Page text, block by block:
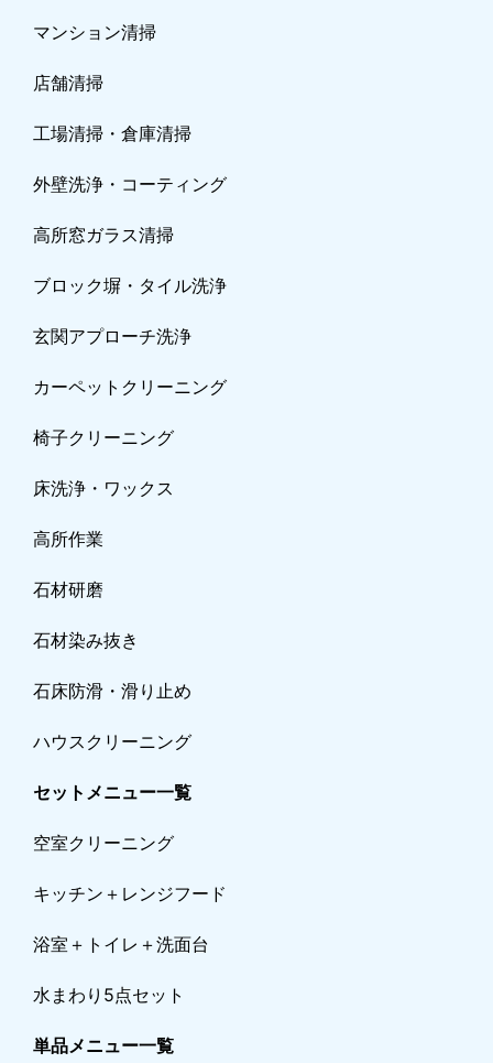
マンション清掃
店舗清掃
工場清掃・倉庫清掃
外壁洗浄・コーティング
高所窓ガラス清掃
ブロック塀・タイル洗浄
玄関アプローチ洗浄
カーペットクリーニング
椅子クリーニング
床洗浄・ワックス
高所作業
石材研磨
石材染み抜き
石床防滑・滑り止め
ハウスクリーニング
セットメニュー一覧
空室クリーニング
キッチン＋レンジフード
浴室＋トイレ＋洗面台
水まわり5点セット
単品メニュー一覧